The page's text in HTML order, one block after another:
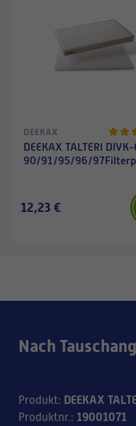
DEEKAX
DEEKAX TALTERI DIVK-
90/91/95/96/
12,23 €
Nach
Produkt: DEEKAX
Produktnr.: 19001071